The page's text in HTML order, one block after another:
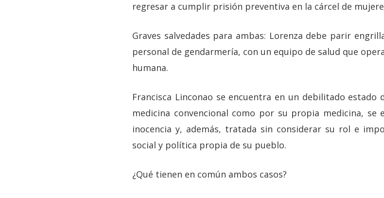
regresar a cumplir prisión preventiva en la cárcel de
Graves salvedades para ambas: Lorenza debe parir
personal de gendarmería, con un equipo de salud que
humana.
Francisca Linconao se encuentra en un debilitado
medicina convencional como por su propia medicina, se
inocencia y, además, tratada sin considerar su rol e
social y política propia de su pueblo.
¿Qué tienen en común ambos casos?